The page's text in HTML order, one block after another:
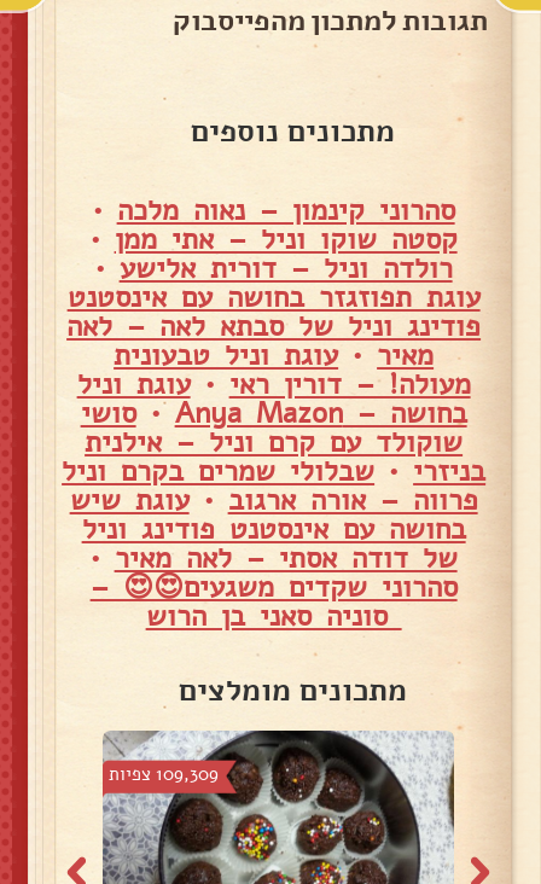
תגובות למתכון מהפייסבוק
מתכונים נוספים
סהרוני קינמון – נאוה מלכה •
קסטה שוקו וניל – אתי ממן •
רולדה וניל – דורית אלישע •
עוגת תפוזגזר בחושה עם אינסטנט
פודינג וניל של סבתא לאה – לאה
מאיר •עוגת וניל טבעונית
מעולה! – דורין ראי •עוגת וניל
בחושה – Anya Mazon •סושי
שוקולד עם קרם וניל – אילנית
בניזרי • שבלולי שמרים בקרם וניל
פרווה – אורה ארגוב •עוגת שיש
בחושה עם אינסטנט פודינג וניל
של דודה אסתי – לאה מאיר •
סהרוני שקדים משגעים😍😍 –
סוניה סאני בן הרוש
מתכונים מומלצים
109,309 צפיות